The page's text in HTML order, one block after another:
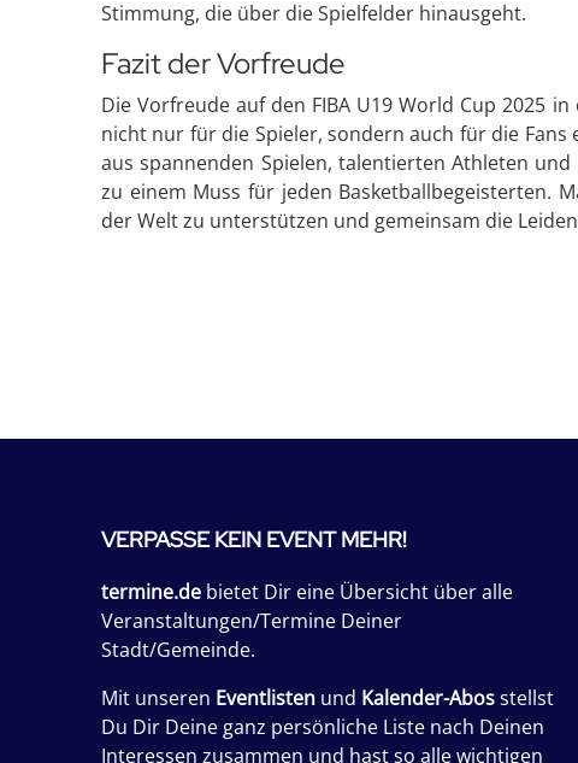
Stimmung, die über die Spielfelder hinausgeht.
Fazit der Vorfreude
Die Vorfreude auf den FIBA U19 World Cup 2025
nicht nur für die Spieler, sondern auch für die
aus spannenden Spielen, talentierten Athleten
zu einem Muss für jeden Basketballbegeisterten.
der Welt zu unterstützen und gemeinsam die
VERPASSE KEIN EVENT MEHR!
termine.de bietet Dir eine Übersicht über alle
Veranstaltungen/Termine Deiner
Stadt/Gemeinde.
Mit unseren Eventlisten und Kalender-Abosstellst
Du Dir Deine ganz persönliche Liste nach Deinen
Interessen zusammen und hast so alle wichtigen